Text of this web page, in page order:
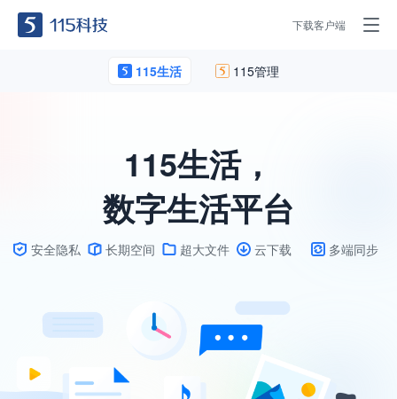
下载客户端
115生活 115管理
115生活，
数字生活平台
安全隐私 长期空间 超大文件 云下载 多端同步